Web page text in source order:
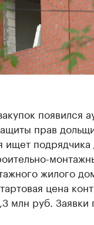
появился
прав
ищет подрядчика
жилого
цена
млн руб.